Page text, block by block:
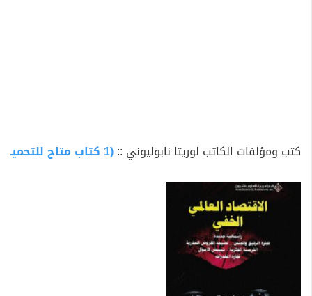
كتب ومؤلفات الكاتب لوريتا نابوليوني ::(1 كتاب متاح للتحميل)